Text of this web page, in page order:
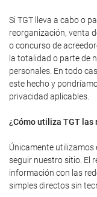
Si TGT lleva a cabo o
reorganización, venta
o concurso de
la totalidad o parte de
personales. En todo
este hecho y
privacidad aplicables.
¿Cómo utiliza TGT las
Únicamente utilizamos
seguir nuestro sitio. El
información con las
simples directos sin